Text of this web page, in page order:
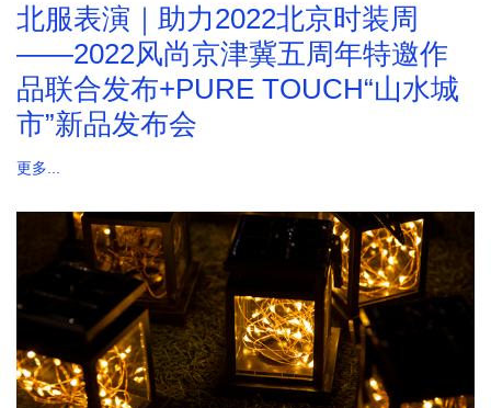
北服表演｜助力2022北京时装周
——2022风尚京津冀五周年特邀作
品联合发布+PURE TOUCH“山水城
市”新品发布会
更多...